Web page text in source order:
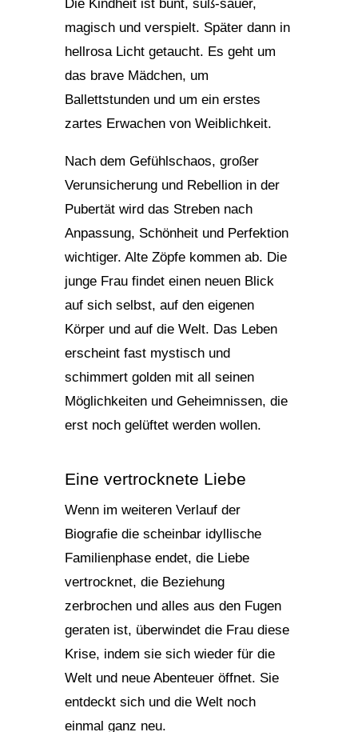
Die Kindheit ist bunt, süß-sauer,
magisch und verspielt. Später dann in
hellrosa Licht getaucht. Es geht um
das brave Mädchen, um
Ballettstunden und um ein erstes
zartes Erwachen von Weiblichkeit.
Nach dem Gefühlschaos, großer
Verunsicherung und Rebellion in der
Pubertät wird das Streben nach
Anpassung, Schönheit und Perfektion
wichtiger. Alte Zöpfe kommen ab. Die
junge Frau findet einen neuen Blick
auf sich selbst, auf den eigenen
Körper und auf die Welt. Das Leben
erscheint fast mystisch und
schimmert golden mit all seinen
Möglichkeiten und Geheimnissen, die
erst noch gelüftet werden wollen.
Eine vertrocknete Liebe
Wenn im weiteren Verlauf der
Biografie die scheinbar idyllische
Familienphase endet, die Liebe
vertrocknet, die Beziehung
zerbrochen und alles aus den Fugen
geraten ist, überwindet die Frau diese
Krise, indem sie sich wieder für die
Welt und neue Abenteuer öffnet. Sie
entdeckt sich und die Welt noch
einmal ganz neu.